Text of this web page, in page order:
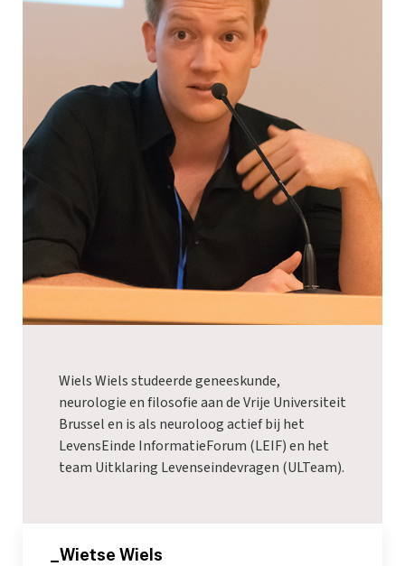
Wiels Wiels studeerde geneeskunde,
neurologie en filosofie aan de Vrije Universiteit
Brussel en is als neuroloog actief bij het
LevensEinde InformatieForum (LEIF) en het
team Uitklaring Levenseindevragen (ULTeam).
_Wietse Wiels